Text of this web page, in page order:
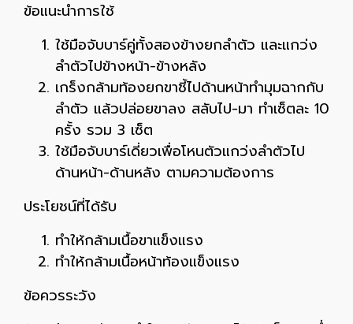
ข้อแนะนำการใช้
ใช้มือจับบาร์คู่ทั้งสองข้างยกลำตัว และแกว่ง
ลำตัวไปข้างหน้า-ข้างหลัง
เกร็งกล้ามท้องยกขาชี้ไปด้านหน้าทำมุมฉากกับ
ลำตัว แล้วปล่อยขาลง สลับไป-มา ทำเซ็ตละ 10
ครั้ง รวม 3 เซ็ต
ใช้มือจับบาร์เดี่ยวเพื่อโหนตัวแกว่งลำตัวไป
ด้านหน้า-ด้านหลัง ตามความต้องการ
ประโยชน์ที่ได้รับ
ทำให้กล้ามเนื้อขาแข็งแรง
ทำให้กล้ามเนื้อหน้าท้องแข็งแรง
ข้อควรระวัง